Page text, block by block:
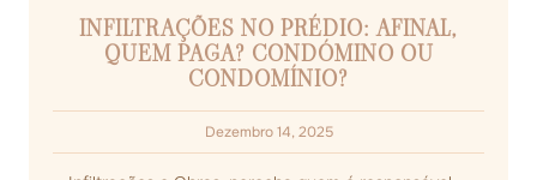
INFILTRAÇÕES NO PRÉDIO: AFINAL,
QUEM PAGA? CONDÓMINO OU
CONDOMÍNIO?
Dezembro 14, 2025